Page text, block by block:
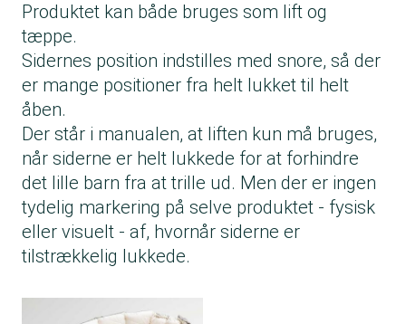
Produktet kan både bruges som lift og
tæppe.
Sidernes position indstilles med snore, så der
er mange positioner fra helt lukket til helt
åben.
Der står i manualen, at liften kun må bruges,
når siderne er helt lukkede for at forhindre
det lille barn fra at trille ud. Men der er ingen
tydelig markering på selve produktet - fysisk
eller visuelt - af, hvornår siderne er
tilstrækkelig lukkede.